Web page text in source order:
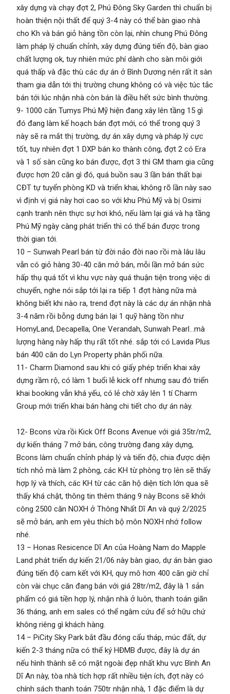
xây dựng và chạy đợt 2, Phú Đông Sky Garden thì chuẩn bị
hoàn thiện nội thất để quý 3-4 này có thể bàn giao nhà
cho Kh và bán giỏ hàng tồn còn lại, nhìn chung Phú Đông
làm pháp lý chuẩn chỉnh, xây dựng đúng tiến độ, bàn giao
chất lượng ok, tuy nhiên mức phí dành cho sàn môi giới
quá thấp và đặc thù các dự án ở Bình Dương nên rất ít sàn
tham gia dẫn tới thị trường chung không có và việc túc tắc
bán tới lúc nhận nhà còn bán là điều hết sức bình thường.
9- 1000 căn Tumys Phú Mỹ hiện đang xây lên tầng 15 gì
đó đang làm kế hoạch bán đợt mới, có thể trong quý 3
này sẽ ra mắt thị trường, dự án xây dựng và pháp lý cực
tốt, tuy nhiên đợt 1 DXP bán ko thành công, đợt 2 có Era
và 1 số sàn cũng ko bán được, đợt 3 thì GM tham gia cũng
được hơn 20 căn gì đó, quá buồn sau 3 lần bán thất bại
CĐT tự tuyển phòng KD và triển khai, không rõ lần này sao
vì định vị giá này hơi cao so với khu Phú Mỹ và bị Osimi
cạnh tranh nên thực sự hơi khó, nếu làm lại giá và hạ tầng
Phú Mỹ ngày càng phát triển thì có thể bán được trong
thời gian tới.
10 – Sunwah Pearl bán từ đời nảo đời nao rồi mà lâu lâu
vẫn có giỏ hàng 30-40 căn mở bán, mỗi lần mở bán sức
hấp thụ quá tốt vì khu vực này quá thuận tiện trong việc di
chuyển, nghe nói sắp tới lại ra tiếp 1 đợt hàng nữa mà
không biết khi nào ra, trend đợt này là các dự án nhận nhà
3-4 năm rồi bỗng dưng bán lại 1 quỹ hàng tồn như
HomyLand, Decapella, One Verandah, Sunwah Pearl…mà
lượng hàng này hấp thụ rất tốt nhé. sắp tới có Lavida Plus
bán 400 căn do Lyn Property phân phối nữa.
11- Charm Diamond sau khi có giấy phép triển khai xây
dựng rầm rộ, có làm 1 buổi lễ kick off nhưng sau đó triển
khai booking vẫn khá yếu, có lẻ chờ xây lên 1 tí Charm
Group mới triển khai bán hàng chi tiết cho dự án này.
12- Bcons vừa rồi Kick Off Bcons Avenue với giá 35tr/m2,
dự kiến tháng 7 mở bán, công trường đang xây dựng,
Bcons làm chuẩn chỉnh pháp lý và tiến độ, chia được diện
tích nhỏ mà làm 2 phòng, các KH từ phòng trọ lên sẽ thấy
hợp lý và thích, các KH từ các căn hộ diện tích lớn qua sẽ
thấy khá chật, thông tin thêm tháng 9 này Bcons sẽ khởi
công 2500 căn NOXH ở Thông Nhất Dĩ An và quý 2/2025
sẽ mở bán, anh em yêu thích bộ môn NOXH nhớ follow
nhé.
13 – Honas Resicence Dĩ An của Hoàng Nam do Mapple
Land phát triển dự kiến 21/06 này bàn giao, dự án bàn giao
đúng tiến độ cam kết với KH, quy mô hơn 400 căn giờ chỉ
còn vài chục căn đang bán với giá 28tr/m2, đây là 1 sản
phẩm có giá tiền hợp lý, nhận nhà ở luôn, thanh toán giãn
36 tháng, anh em sales có thể ngâm cứu để sở hữu chứ
không riêng gì khách hàng.
14 – PiCity Sky Park bắt đầu đóng cẩu tháp, múc đất, dự
kiến 2-3 tháng nữa có thể ký HĐMB được, đây là dự án
nếu hình thành sẽ có mặt ngoài đẹp nhất khu vực Bình An
Dĩ An này, tòa nhà tích hợp rất nhiều tiện ích, đợt này có
chính sách thanh toán 750tr nhận nhà, 1 đặc điểm là dự